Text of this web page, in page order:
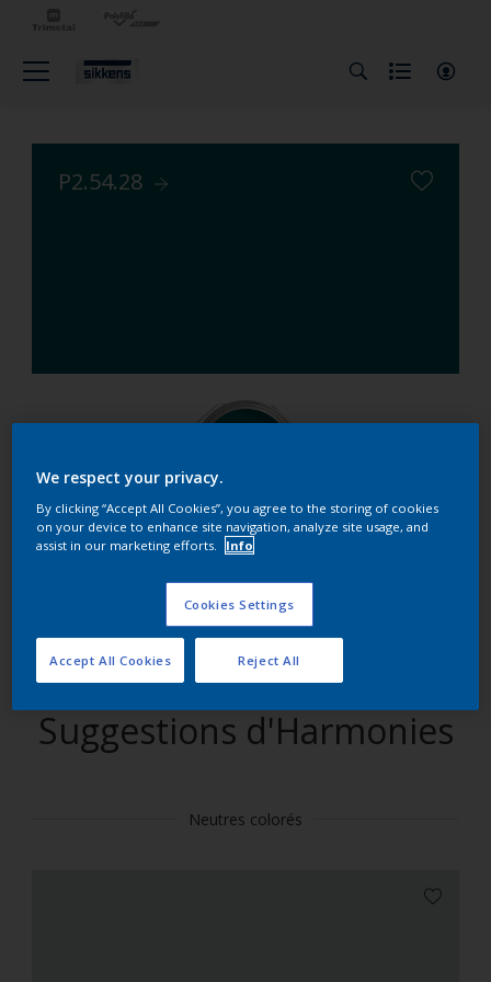
P2.54.28
Trouver des produits dans cette couleur
Allons-y
Suggestions d'Harmonies
Neutres colorés
We respect your privacy.
By clicking “Accept All Cookies”, you agree to the storing of cookies
on your device to enhance site navigation, analyze site usage, and
assist in our marketing efforts.
Info
Cookies Settings
Reject All
Accept All Cookies